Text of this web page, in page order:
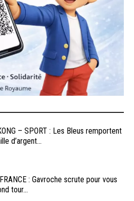
– SPORT : Les Bleus remportent
d’argent...
: Gavroche scrute pour vous
tour...